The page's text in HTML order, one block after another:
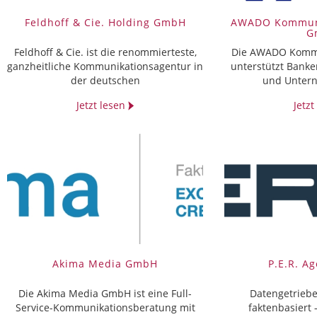
Feldhoff & Cie. Holding GmbH
Feldhoff & Cie. ist die renommierteste,
ganzheitliche Kommunikationsagentur in
der deutschen
Jetzt lesen
AWADO
Die AWADO
unterstützt
und
Akima Media GmbH
Die Akima Media GmbH ist eine Full-
Service-Kommunikationsberatung mit
P.E.R.
faktenbasiert